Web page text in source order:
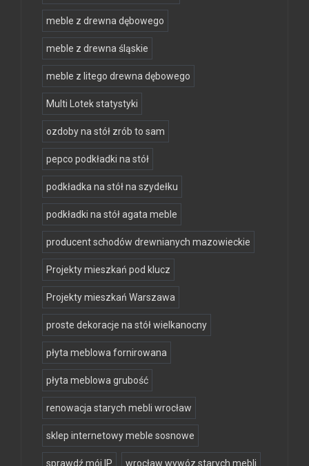
meble z drewna dębowego
meble z drewna śląskie
meble z litego drewna dębowego
Multi Lotek statystyki
ozdoby na stół zrób to sam
pepco podkładki na stół
podkładka na stół na szydełku
podkładki na stół agata meble
producent schodów drewnianych mazowieckie
Projekty mieszkań pod klucz
Projekty mieszkań Warszawa
proste dekoracje na stół wielkanocny
płyta meblowa fornirowana
płyta meblowa grubość
renowacja starych mebli wrocław
sklep internetowy meble sosnowe
sprawdź mój IP wrocław wywóz starych mebli